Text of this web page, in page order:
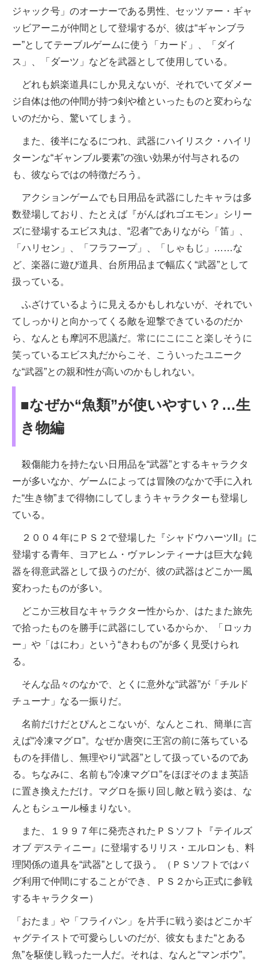
ジャック号」のオーナーである男性、セッツァー・ギャ
ッビアーニが仲間として登場するが、彼は“ギャンブラ
ー”としてテーブルゲームに使う「カード」、「ダイ
ス」、「ダーツ」などを武器として使用している。
どれも娯楽道具にしか見えないが、それでいてダメー
ジ自体は他の仲間が持つ剣や槍といったものと変わらな
いのだから、驚いてしまう。
また、後半になるにつれ、武器にハイリスク・ハイリ
ターンな“ギャンブル要素”の強い効果が付与されるの
も、彼ならではの特徴だろう。
アクションゲームでも日用品を武器にしたキャラは多
数登場しており、たとえば『がんばれゴエモン』シリー
ズに登場するエビス丸は、“忍者”でありながら「笛」、
「ハリセン」、「フラフープ」、「しゃもじ」……な
ど、楽器に遊び道具、台所用品まで幅広く“武器”として
扱っている。
ふざけているように見えるかもしれないが、それでい
てしっかりと向かってくる敵を迎撃できているのだか
ら、なんとも摩訶不思議だ。常ににこにこと楽しそうに
笑っているエビス丸だからこそ、こういったユニーク
な“武器”との親和性が高いのかもしれない。
■なぜか“魚類”が使いやすい？…生
き物編
殺傷能力を持たない日用品を“武器”とするキャラクタ
ーが多いなか、ゲームによっては冒険のなかで手に入れ
た“生き物”まで得物にしてしまうキャラクターも登場し
ている。
２００４年にＰＳ２で登場した『シャドウハーツII』に
登場する青年、ヨアヒム・ヴァレンティーナは巨大な鈍
器を得意武器として扱うのだが、彼の武器はどこか一風
変わったものが多い。
どこか三枚目なキャラクター性からか、はたまた旅先
で拾ったものを勝手に武器にしているからか、「ロッカ
ー」や「はにわ」という“きわもの”が多く見受けられ
る。
そんな品々のなかで、とくに意外な“武器”が「チルド
チューナ」なる一振りだ。
名前だけだとぴんとこないが、なんとこれ、簡単に言
えば“冷凍マグロ”。なぜか唐突に王宮の前に落ちている
ものを拝借し、無理やり“武器”として扱っているのであ
る。ちなみに、名前も“冷凍マグロ”をほぼそのまま英語
に置き換えただけ。マグロを振り回し敵と戦う姿は、な
んともシュール極まりない。
また、１９９７年に発売されたＰＳソフト『テイルズ
オブ デスティニー』に登場するリリス・エルロンも、料
理関係の道具を“武器”として扱う。（ＰＳソフトではバ
グ利用で仲間にすることができ、ＰＳ２から正式に参戦
するキャラクター）
「おたま」や「フライパン」を片手に戦う姿はどこかギ
ャグテイストで可愛らしいのだが、彼女もまた“とある
魚”を駆使し戦った一人だ。それは、なんと“マンボウ”。